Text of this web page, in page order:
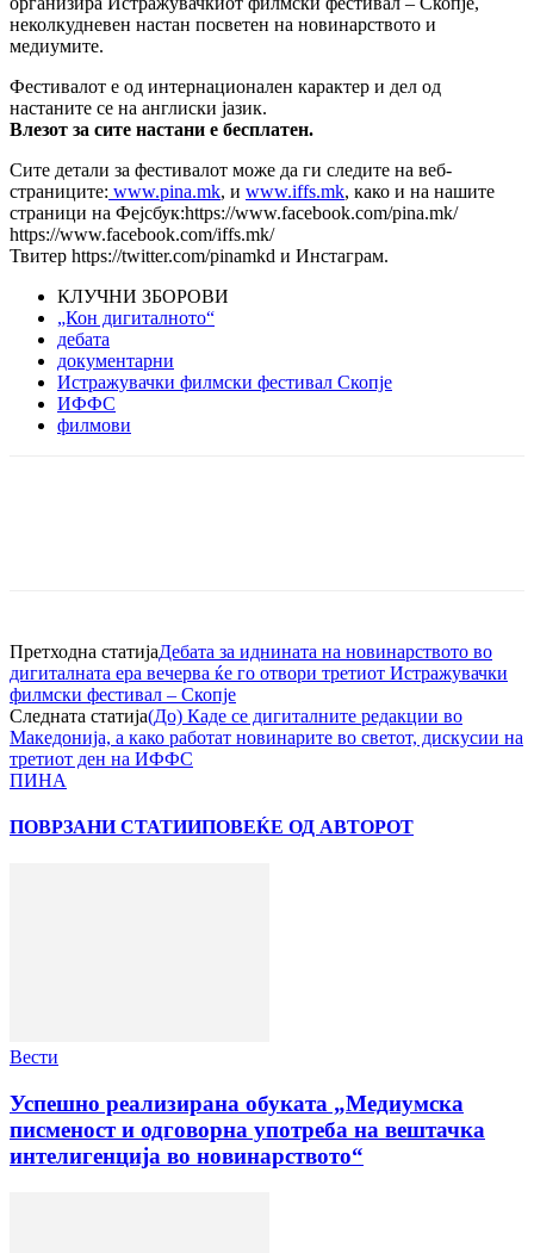
неколкудневен настан посветен на новинарството и
медиумите.
Фестивалот е од интернационален карактер и дел од
настаните се на англиски јазик.
Влезот за сите настани е бесплатен.
Сите детали за фестивалот може да ги следите на веб-
страниците: www.pina.mk, и www.iffs.mk, како и на нашите
страници на Фејсбук:https://www.facebook.com/pina.mk/
https://www.facebook.com/iffs.mk/
Твитер https://twitter.com/pinamkd и Инстаграм.
КЛУЧНИ ЗБОРОВИ
„Кон дигиталното“
дебата
документарни
Истражувачки филмски фестивал Скопје
ИФФС
филмови
Претходна статијаДебата за иднината на новинарството во
дигиталната ера вечерва ќе го отвори третиот Истражувачки
филмски фестивал – Скопје
Следната статија(До) Каде се дигиталните редакции во
Македонија, а како работат новинарите во светот, дискусии на
третиот ден на ИФФС
ПИНА
ПОВРЗАНИ СТАТИИПОВЕЌЕ ОД АВТОРОТ
Вести
Успешно реализирана обуката „Медиумска
писменост и одговорна употреба на вештачка
интелигенција во новинарството“